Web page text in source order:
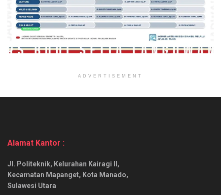
ADVERTISEMENT
Alamat Kantor :
Jl. Politeknik, Kelurahan Kairagi II,
Kecamatan Mapanget, Kota Manado,
Sulawesi Utara